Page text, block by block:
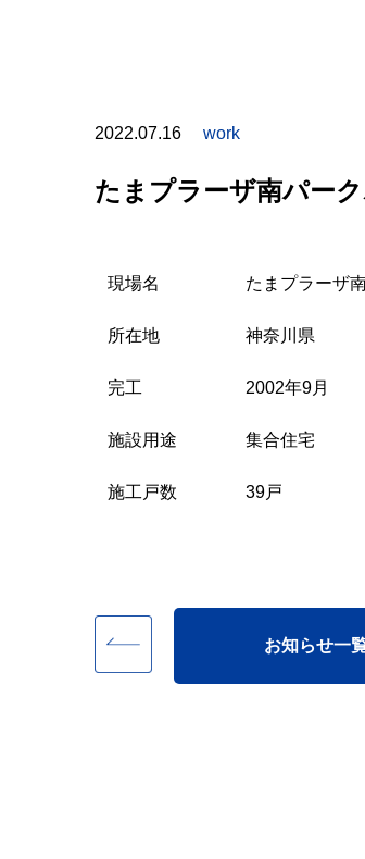
2022.07.16 work
たまプラーザ南パー
現場名 たまプラーザ
所在地 神奈川県
完工 2002年9月
施設用途 集合住宅
施工戸数 39戸
お知らせ一